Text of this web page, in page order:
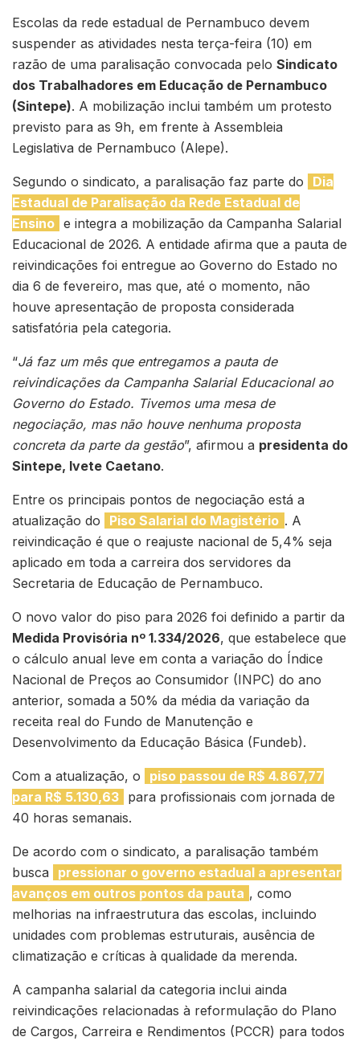
Escolas da rede estadual de Pernambuco devem
suspender as atividades nesta terça-feira (10) em
razão de uma paralisação convocada pelo Sindicato
dos Trabalhadores em Educação de Pernambuco
(Sintepe). A mobilização inclui também um protesto
previsto para as 9h, em frente à Assembleia
Legislativa de Pernambuco (Alepe).
Segundo o sindicato, a paralisação faz parte do
Dia
Estadual de Paralisação da Rede Estadual de
Ensino e integra a mobilização da Campanha Salarial
Educacional de 2026. A entidade afirma que a pauta de
reivindicações foi entregue ao Governo do Estado no
dia 6 de fevereiro, mas que, até o momento, não
houve apresentação de proposta considerada
satisfatória pela categoria.
“Já faz um mês que entregamos a pauta de
reivindicações da Campanha Salarial Educacional ao
Governo do Estado. Tivemos uma mesa de
negociação, mas não houve nenhuma proposta
concreta da parte da gestão”, afirmou a presidenta do
Sintepe, Ivete Caetano.
Entre os principais pontos de negociação está a
atualização do
Piso Salarial do Magistério . A
reivindicação é que o reajuste nacional de 5,4% seja
aplicado em toda a carreira dos servidores da
Secretaria de Educação de Pernambuco.
O novo valor do piso para 2026 foi definido a partir da
Medida Provisória nº 1.334/2026, que estabelece que
o cálculo anual leve em conta a variação do Índice
Nacional de Preços ao Consumidor (INPC) do ano
anterior, somada a 50% da média da variação da
receita real do Fundo de Manutenção e
Desenvolvimento da Educação Básica (Fundeb).
Com a atualização, o
piso passou de R$ 4.867,77
para R$ 5.130,63 para profissionais com jornada de
40 horas semanais.
De acordo com o sindicato, a paralisação também
busca
pressionar o governo estadual a apresentar
avanços em outros pontos da pauta , como
melhorias na infraestrutura das escolas, incluindo
unidades com problemas estruturais, ausência de
climatização e críticas à qualidade da merenda.
A campanha salarial da categoria inclui ainda
reivindicações relacionadas à reformulação do Plano
de Cargos, Carreira e Rendimentos (PCCR) para todos